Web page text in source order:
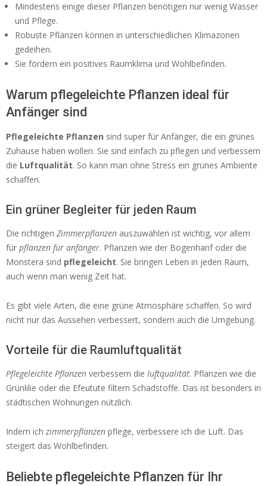
Mindestens einige dieser Pflanzen benötigen nur wenig Wasser
und Pflege.
Robuste Pflanzen können in unterschiedlichen Klimazonen
gedeihen.
Sie fördern ein positives Raumklima und Wohlbefinden.
Warum pflegeleichte Pflanzen ideal für
Anfänger sind
Pflegeleichte Pflanzen sind super für Anfänger, die ein grünes
Zuhause haben wollen. Sie sind einfach zu pflegen und verbessern
die Luftqualität. So kann man ohne Stress ein grünes Ambiente
schaffen.
Ein grüner Begleiter für jeden Raum
Die richtigen Zimmerpflanzen auszuwählen ist wichtig, vor allem
für pflanzen für anfänger. Pflanzen wie der Bogenhanf oder die
Monstera sind pflegeleicht. Sie bringen Leben in jeden Raum,
auch wenn man wenig Zeit hat.
Es gibt viele Arten, die eine grüne Atmosphäre schaffen. So wird
nicht nur das Aussehen verbessert, sondern auch die Umgebung.
Vorteile für die Raumluftqualität
Pflegeleichte Pflanzen verbessern die luftqualität. Pflanzen wie die
Grünlilie oder die Efeutute filtern Schadstoffe. Das ist besonders in
städtischen Wohnungen nützlich.
Indem ich zimmerpflanzen pflege, verbessere ich die Luft. Das
steigert das Wohlbefinden.
Beliebte pflegeleichte Pflanzen für Ihr